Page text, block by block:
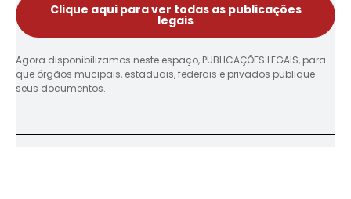
Clique aqui para ver todas as publicações
legais
Agora disponibilizamos neste espaço, PUBLICAÇÕES LEGAIS, para
que órgãos mucipais, estaduais, federais e privados publique
seus documentos.